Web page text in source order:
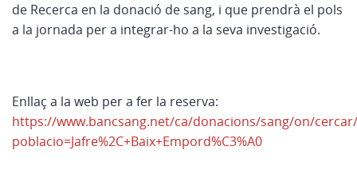
de Recerca en la donació de sang, i que prendrà el pols
a la jornada per a integrar-ho a la seva investigació.
Enllaç a la web per a fer la reserva:
https://www.bancsang.net/ca/donacions/sang/on/
poblacio=Jafre%2C+Baix+Empord%C3%A0